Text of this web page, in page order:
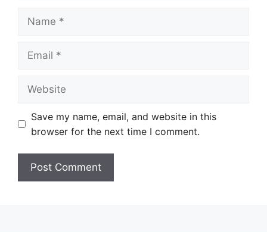
Save my name, email, and website in this
browser for the next time I comment.